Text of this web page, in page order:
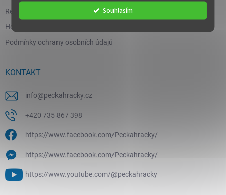
Souhlasím
Reklamace a vrácení zboží
Hodnocení obchodu
Podmínky ochrany osobních údajů
KONTAKT
info@peckahracky.cz
+420 735 867 398
https://www.facebook.com/Peckahracky/
https://www.facebook.com/Peckahracky/
https://www.youtube.com/@peckahracky